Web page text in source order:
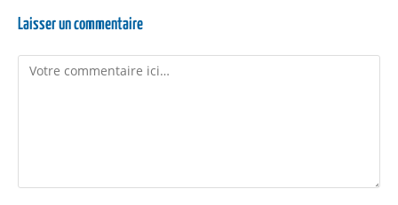
Laisser un commentaire